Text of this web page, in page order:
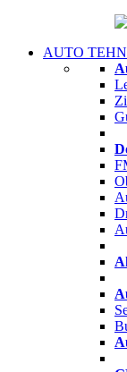
AUTO